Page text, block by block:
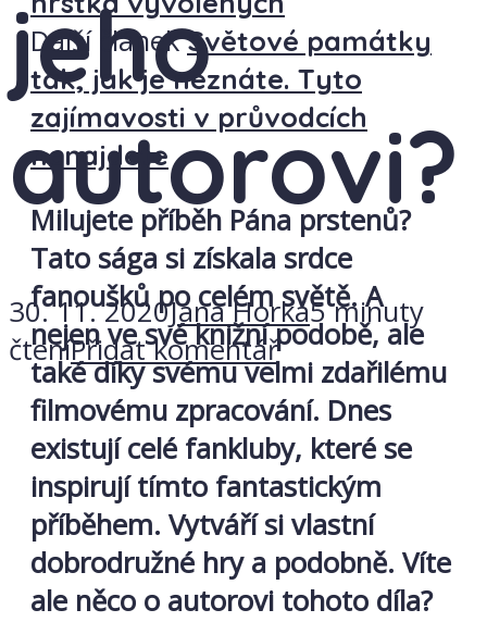
jeho
autorovi?
30. 11. 2020Jana Horká5 minuty
čteníPřidat komentář
Další článek Světové památky
tak, jak je neznáte. Tyto
zajímavosti v průvodcích
nenajdete
Milujete příběh Pána prstenů?
Tato sága si získala srdce
fanoušků po celém světě. A
nejen ve své knižní podobě, ale
také díky svému velmi zdařilému
filmovému zpracování. Dnes
existují celé fankluby, které se
inspirují tímto fantastickým
příběhem. Vytváří si vlastní
dobrodružné hry a podobně. Víte
ale něco o autorovi tohoto díla?